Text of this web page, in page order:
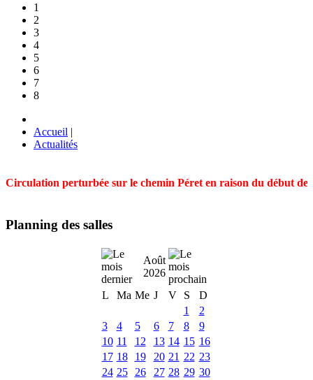
1
2
3
4
5
6
7
8
Accueil |
Actualités
Circulation perturbée sur le chemin Péret en raison du début
Planning des salles
Août
2026
L
Ma Me J V S
D
1
2
3
4 5 6 7 8
9
10 11 12 13 14 15 16
17 18 19 20 21 22 23
24 25 26 27 28 29 30